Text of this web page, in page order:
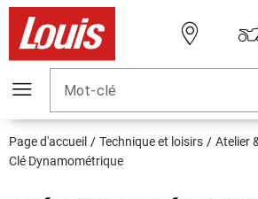
Mot-clé
Page d'accueil Technique et loisirs Atelier
Clé Dynamométrique